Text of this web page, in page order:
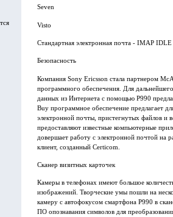
Seven
Visto
Стандартная электронная почта - IMAP IDLE
Безопасность
Компания Sony Ericsson стала партнером
программного обеспечения. Для
данных из Интернета с помощью P990
Buy программное обеспечение предлагает
электронной почты, пристегнутых файлов и
предоставляют известные компьютерные
довершает работу с электронной почтой на
клиент, созданный Certicom.
Сканер визитных карточек
Камеры в телефонах имеют большое
изображений. Творческие умы пошли на
камеру с автофокусом смартфона P990 в
ПО опознавания символов для